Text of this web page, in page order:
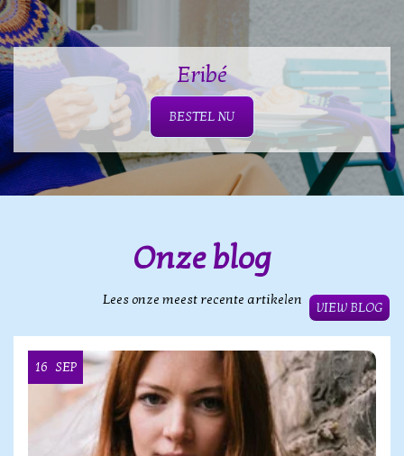
Eribé
BESTEL NU
Onze blog
Lees onze meest recente artikelen
VIEW BLOG
16 SEP